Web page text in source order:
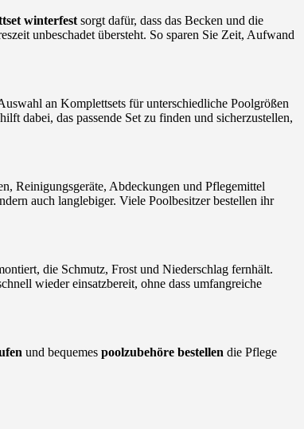
winterfest sorgt dafür, dass das Becken und die
unbeschadet übersteht. So sparen Sie Zeit, Aufwand
an Komplettsets für unterschiedliche Poolgrößen
dabei, das passende Set zu finden und sicherzustellen,
Reinigungsgeräte, Abdeckungen und Pflegemittel
auch langlebiger. Viele Poolbesitzer bestellen ihr
die Schmutz, Frost und Niederschlag fernhält.
wieder einsatzbereit, ohne dass umfangreiche
und bequemes poolzubehöre bestellen die Pflege